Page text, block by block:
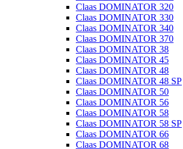
Claas DOMINATOR 320
Claas DOMINATOR 330
Claas DOMINATOR 340
Claas DOMINATOR 370
Claas DOMINATOR 38
Claas DOMINATOR 45
Claas DOMINATOR 48
Claas DOMINATOR 48 SP
Claas DOMINATOR 50
Claas DOMINATOR 56
Claas DOMINATOR 58
Claas DOMINATOR 58 SP
Claas DOMINATOR 66
Claas DOMINATOR 68